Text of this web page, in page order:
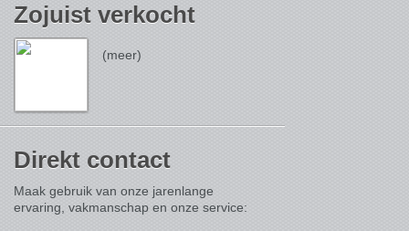
Zojuist verkocht
(meer)
Direkt contact
Maak gebruik van onze jarenlange
ervaring, vakmanschap en onze service: